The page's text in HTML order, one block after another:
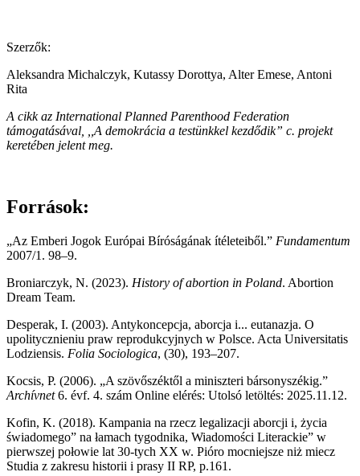
Szerzők:
Aleksandra Michalczyk, Kutassy Dorottya, Alter Emese, Antoni
Rita
A cikk az International Planned Parenthood Federation
támogatásával, ,,A demokrácia a testünkkel kezdődik” c. projekt
keretében jelent meg.
Források:
„Az Emberi Jogok Európai Bíróságának ítéleteiből.” Fundamentum
2007/1. 98–9.
Broniarczyk, N. (2023). History of abortion in Poland. Abortion
Dream Team.
Desperak, I. (2003). Antykoncepcja, aborcja i... eutanazja. O
upolitycznieniu praw reprodukcyjnych w Polsce. Acta Universitatis
Lodziensis. Folia Sociologica, (30), 193–207.
Kocsis, P. (2006). „A szövőszéktől a miniszteri bársonyszékig.”
Archívnet6. évf. 4. szám Online elérés: Utolsó letöltés: 2025.11.12.
Kofin, K. (2018). Kampania na rzecz legalizacji aborcji i, życia
świadomego” na łamach tygodnika, Wiadomości Literackie” w
pierwszej połowie lat 30-tych XX w. Pióro mocniejsze niż miecz
Studia z zakresu historii i prasy II RP, p.161.